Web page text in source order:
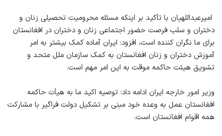
‌‎ ‌‎امیرعبداللهیان با تأکید بر اینکه مسئله محرومیت تحصیلی زنان و
دختران و سلب فرصت حضور اجتماعی زنان و دختران در افغانستان
برای ما نگران کننده است، افزود: ایران آماده کمک بیشتر به امر
آموزش دختران و زنان افغانستان به کمک سازمان ملل متحد و
تشویق هیئت حاکمه موقت به این امر مهم است.
‌‎وزیر امور خارجه ایران ادامه داد: توصیه اکید ما به هیأت حاکمه
افغانستان عمل به وعده خود مبنی بر تشکیل دولت فراگیر با مشارکت
همه اقوام افغانستان است.